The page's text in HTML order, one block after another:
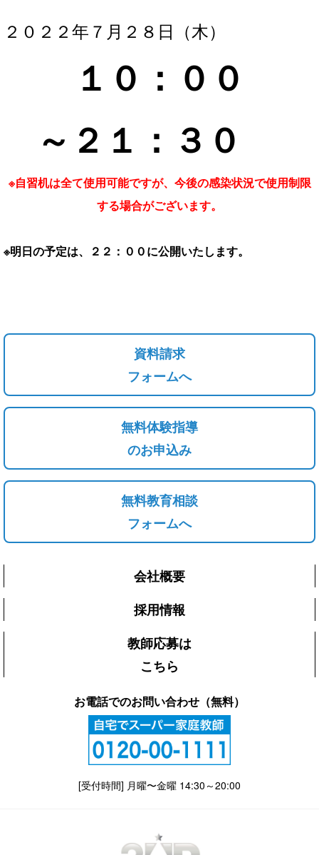
２０２２年７月２８ 日（木）
１０：０ ０
～２１ ：３ ０
※自習机は全て使用可能ですが、今後の感染状況で使用制限
する場合がございます。
※明日の予定は、２２：００に公開いたします。
資料請求
フォームへ
無料体験指導
のお申込み
無料教育相談
フォームへ
会社概要
採用情報
教師応募は
こちら
お電話でのお問い合わせ（無料）
[受付時間] 月曜〜金曜 14:30～20:00